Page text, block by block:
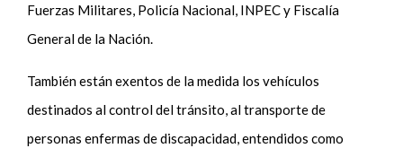
Fuerzas Militares, Policía Nacional, INPEC y Fiscalía
General de la Nación.
También están exentos de la medida los vehículos
destinados al control del tránsito, al transporte de
personas enfermas de discapacidad, entendidos como